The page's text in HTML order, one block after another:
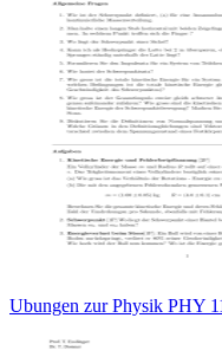
Ubungen zur Physik PHY